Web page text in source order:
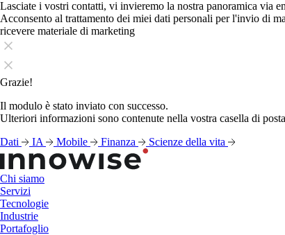
Lasciate i vostri contatti, vi invieremo la nostra panoramica via
Acconsento al trattamento dei miei dati personali per l'invio di
ricevere materiale di marketing
Grazie!
Il modulo è stato inviato con successo.
Ulteriori informazioni sono contenute nella vostra casella di
Dati
IA Mobile Finanza Scienze della vita
Chi siamo
Servizi
Tecnologie
Industrie
Portafoglio